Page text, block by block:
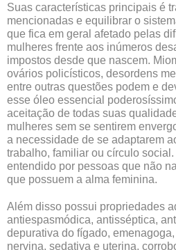
Suas características principais é
mencionadas e equilibrar o
que fica em geral afetado pelas
mulheres frente aos inúmeros
impostos desde que nascem.
ovários policísticos, desordens
entre outras questões podem e
esse óleo essencial
aceitação de todas suas
mulheres sem se sentirem
a necessidade de se adaptarem
trabalho, familiar ou círculo
entendido por pessoas que não
que possuem a alma feminina.
Além disso possui propriedades
antiespasmódica, antisséptica,
depurativa do fígado,
nervina, sedativa e uterina,